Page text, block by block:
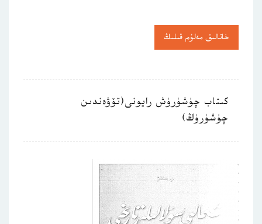
خاتالىق مەلۇم قىلىڭ
كىتاب چۈشۈرۈش رايونى(تۆۋەندىن
چۈشۈرۈڭ)